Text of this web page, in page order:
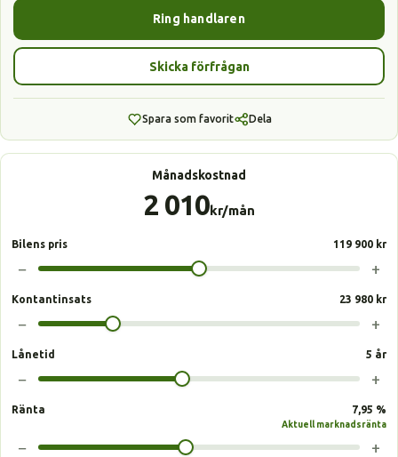
Ring handlaren
Skicka förfrågan
Spara som favorit Dela
Månadskostnad
2 010kr/mån
Bilens pris 119 900 kr
− +
Kontantinsats 23 980 kr
− +
Lånetid 5 år
− +
Ränta 7,95 %
Aktuell marknadsränta
− +